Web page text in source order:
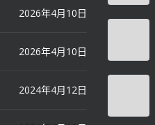
2026年4月10日
2026年4月10日
2024年4月12日